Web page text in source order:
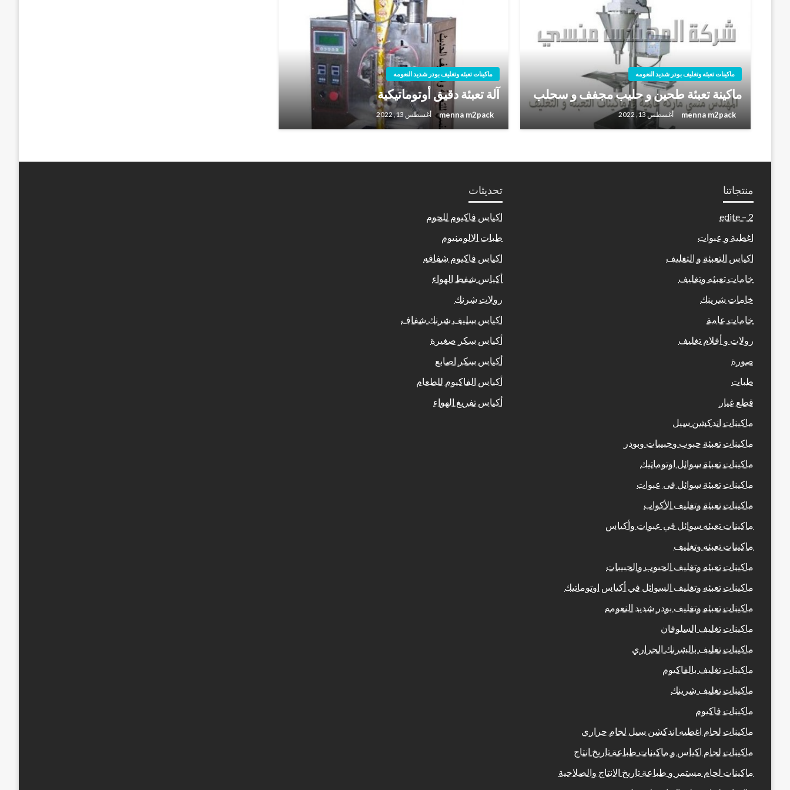
ماكينات تعبئه وتغليف بودر شديد النعومه
ماكينة تعبئة طحين و حليب مجفف و سحلب
menna m2pack أغسطس 13, 2022
ماكينات تعبئه وتغليف بودر شديد النعومه
آلة تعبئة دقيق أوتوماتيكية
menna m2pack أغسطس 13, 2022
منتجاتنا
2 – edite
اغطية و عبوات
اكياس التعبئة و التغليف
خامات تعبئه وتغليف
خامات شرينك
خامات عامة
رولات و أفلام تغليف
صورة
طبات
قطع غيار
ماكينات اندكشن سيل
ماكينات تعبئة حبوب وحبيبات وبودر
ماكينات تعبئة سوائل اوتوماتيك
ماكينات تعبئة سوائل فى عبوات
ماكينات تعبئة وتغليف الأكواب
ماكينات تعبئه سوائل في عبوات وأكياس
ماكينات تعبئه وتغليف
ماكينات تعبئه وتغليف الحبوب والحبيبات
ماكينات تعبئه وتغليف السوائل في أكياس اوتوماتيك
ماكينات تعبئه وتغليف بودر شديد النعومه
ماكينات تغليف السلوفان
ماكينات تغليف بالشرنك الحراري
ماكينات تغليف بالفاكيوم
ماكينات تغليف شرينك
ماكينات فاكيوم
ماكينات لحام اغطيه اندكشن سيل لحام حراري
ماكينات لحام اكياس و ماكينات طباعة تاريخ انتاج
ماكينات لحام مستمر و طباعة تاريخ الانتاج والصلاحية
تحديثات
اكياس فاكيوم للحوم
طبات الالومنيوم
اكياس فاكيوم شفافه
أكياس شفط الهواء
رولات شرنك
اكياس سليف شرنك شفاف
أكياس سكر صغيرة
أكياس سكر اصابع
أكياس الفاكيوم للطعام
أكياس تفريغ الهواء